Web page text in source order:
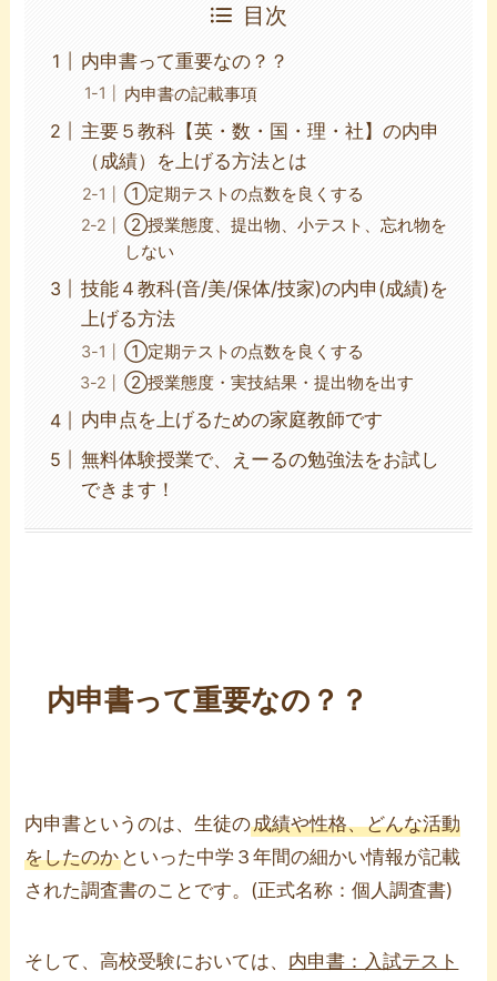
目次
内申書って重要なの？？
内申書の記載事項
主要５教科【英・数・国・理・社】の内申
（成績）を上げる方法とは
①定期テストの点数を良くする
②授業態度、提出物、小テスト、忘れ物を
しない
技能４教科(音/美/保体/技家)の内申(成績)を
上げる方法
①定期テストの点数を良くする
②授業態度・実技結果・提出物を出す
内申点を上げるための家庭教師です
無料体験授業で、えーるの勉強法をお試し
できます！
内申書って重要なの？？
内申書というのは、生徒の成績や性格、どんな活動
をしたのか といった中学３年間の細かい情報が記載
された調査書のことです。(正式名称：個人調査書)
そして、高校受験においては、 内申書：入試テスト